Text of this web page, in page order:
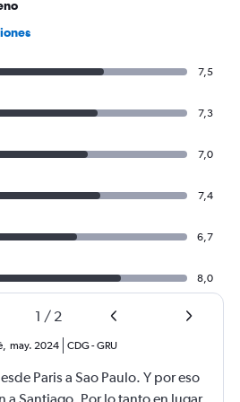
7,5
7,3
7,0
7,4
6,7
8,0
1 / 2
, may. 2024 CDG-GRU
Paris a Sao Paulo. Y por eso